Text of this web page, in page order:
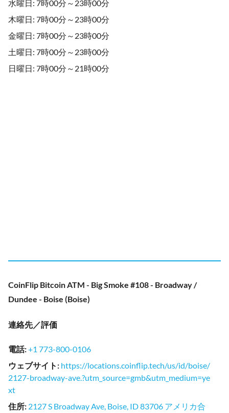
水曜日: 7時00分～23時00分
木曜日: 7時00分～23時00分
金曜日: 7時00分～23時00分
土曜日: 7時00分～23時00分
日曜日: 7時00分～21時00分
CoinFlip Bitcoin ATM - Big Smoke #108 - Broadway /
Dundee - Boise (Boise)
連絡先／評価
電話:+1 773-800-0106
ウェブサイト : https://locations.coinflip.tech/us/id/boise/
2127-broadway-ave.?utm_source=gmb&utm_medium=ye
xt
住所: 2127 S Broadway Ave, Boise, ID 83706 アメリカ合